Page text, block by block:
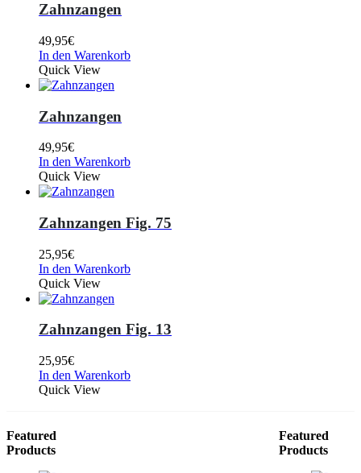
Zahnzangen
49,95€
In den Warenkorb
Quick View
Zahnzangen
49,95€
In den Warenkorb
Quick View
Zahnzangen Fig. 75
25,95€
In den Warenkorb
Quick View
Zahnzangen Fig. 13
25,95€
In den Warenkorb
Quick View
Featured
Products
Featured
Products